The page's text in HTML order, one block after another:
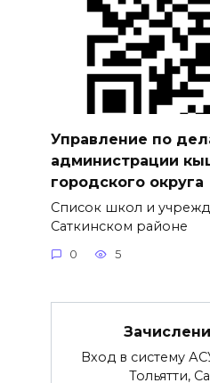
Управление по
администрации
городского округа
Список школ и
Саткинском районе
0 5
Вход в систему
Тольятти,